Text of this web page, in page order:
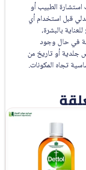
الطبيب أو
قبل استخدام أي
بالبشرة،
حال وجود
أو تاريخ من
تجاه المكونات.